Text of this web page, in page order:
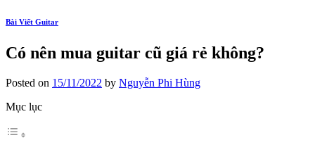
Bài Viết Guitar
Có nên mua guitar cũ giá rẻ không?
Posted on 15/11/2022 by Nguyễn Phi Hùng
Mục lục